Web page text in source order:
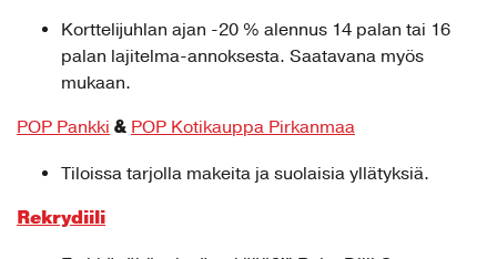
Korttelijuhlan ajan -20 % alennus 14 palan tai 16
palan lajitelma-annoksesta. Saatavana myös
mukaan.
POP Pankki & POP Kotikauppa Pirkanmaa
Tiloissa tarjolla makeita ja suolaisia yllätyksiä.
Rekrydiili